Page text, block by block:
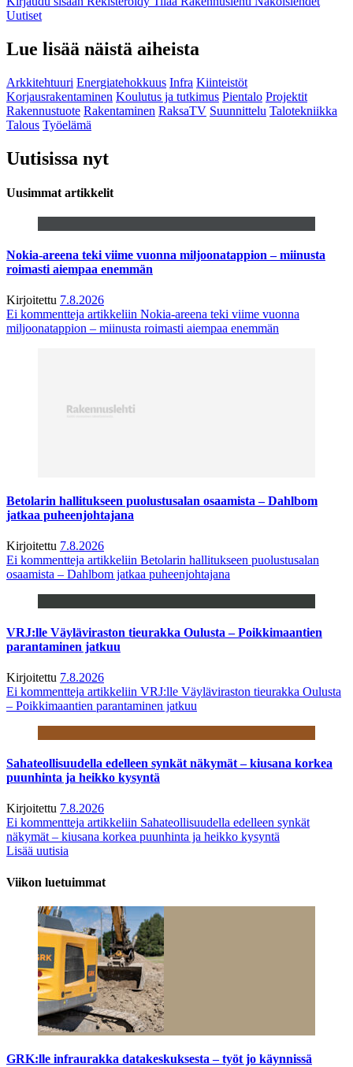
Uutiset
Lue lisää näistä aiheista
Arkkitehtuuri Energiatehokkuus Infra Kiinteistöt
Korjausrakentaminen Koulutus ja tutkimus Pientalo Projektit
Rakennustuote Rakentaminen RaksaTV Suunnittelu Talotekniikka
Talous Työelämä
Uutisissa nyt
Uusimmat artikkelit
Nokia-areena teki viime vuonna miljoonatappion – miinusta
roimasti aiempaa enemmän
Kirjoitettu 7.8.2026
Ei kommentteja artikkeliin Nokia-areena teki viime vuonna
miljoonatappion – miinusta roimasti aiempaa enemmän
Betolarin hallitukseen puolustusalan osaamista – Dahlbom
jatkaa puheenjohtajana
Kirjoitettu 7.8.2026
Ei kommentteja artikkeliin Betolarin hallitukseen puolustusalan
osaamista – Dahlbom jatkaa puheenjohtajana
VRJ:lle Väyläviraston tieurakka Oulusta – Poikkimaantien
parantaminen jatkuu
Kirjoitettu 7.8.2026
Ei kommentteja artikkeliin VRJ:lle Väyläviraston tieurakka Oulusta
– Poikkimaantien parantaminen jatkuu
Sahateollisuudella edelleen synkät näkymät – kiusana korkea
puunhinta ja heikko kysyntä
Kirjoitettu 7.8.2026
Ei kommentteja artikkeliin Sahateollisuudella edelleen synkät
näkymät – kiusana korkea puunhinta ja heikko kysyntä
Lisää uutisia
Viikon luetuimmat
GRK:lle infraurakka datakeskuksesta – työt jo käynnissä